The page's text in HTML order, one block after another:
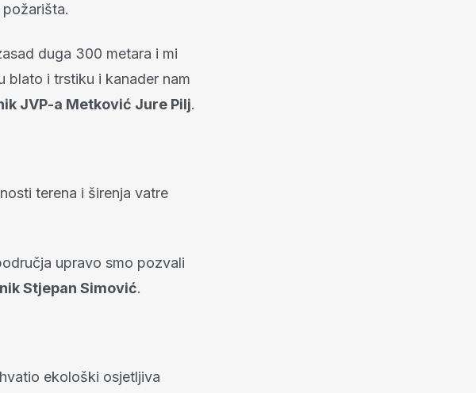
duga 300 metara i mi
blato i trstiku i kanader nam
JVP-a Metković Jure Pilj.
terena i širenja vatre
upravo smo pozvali
Stjepan Simović.
ekološki osjetljiva